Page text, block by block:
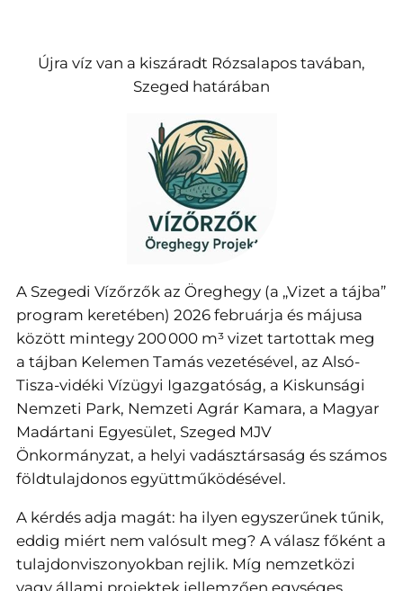
Újra víz van a kiszáradt Rózsalapos tavában,
Szeged határában
A Szegedi Vízőrzők az Öreghegy (a „Vizet a tájba”
program keretében) 2026 februárja és májusa
között mintegy 200 000 m³ vizet tartottak meg
a tájban Kelemen Tamás vezetésével, az Alsó-
Tisza-vidéki Vízügyi Igazgatóság, a Kiskunsági
Nemzeti Park, Nemzeti Agrár Kamara, a Magyar
Madártani Egyesület, Szeged MJV
Önkormányzat, a helyi vadásztársaság és számos
földtulajdonos együttműködésével.
A kérdés adja magát: ha ilyen egyszerűnek tűnik,
eddig miért nem valósult meg? A válasz főként a
tulajdonviszonyokban rejlik. Míg nemzetközi
vagy állami projektek jellemzően egységes